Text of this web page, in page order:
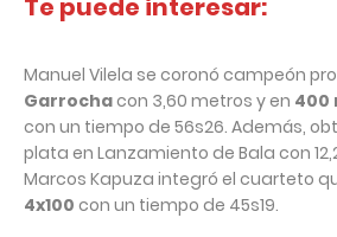
Te puede interesar:
Manuel Vilela se coronó campeón
Garrochacon 3,60 metros y en 400
con un tiempo de 56s26. Además,
plata en Lanzamiento de Bala con
Marcos Kapuza integró el cuarteto
4x100 con un tiempo de 45s19.